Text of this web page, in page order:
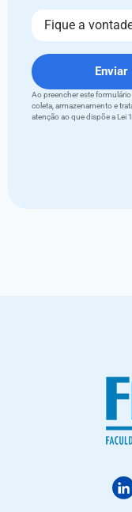
Enviar
Ao preencher este
coleta, armazenamento e
atenção ao que dispõe a Lei